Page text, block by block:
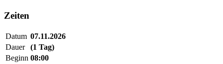
Zeiten
Datum 07.11.2026
Dauer
(1 Tag)
Beginn 08:00